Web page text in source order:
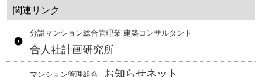
関連リンク
分譲マンション総合管理業 建築コンサルタント
合人社計画研究所
マンション管理組合 お知らせネット